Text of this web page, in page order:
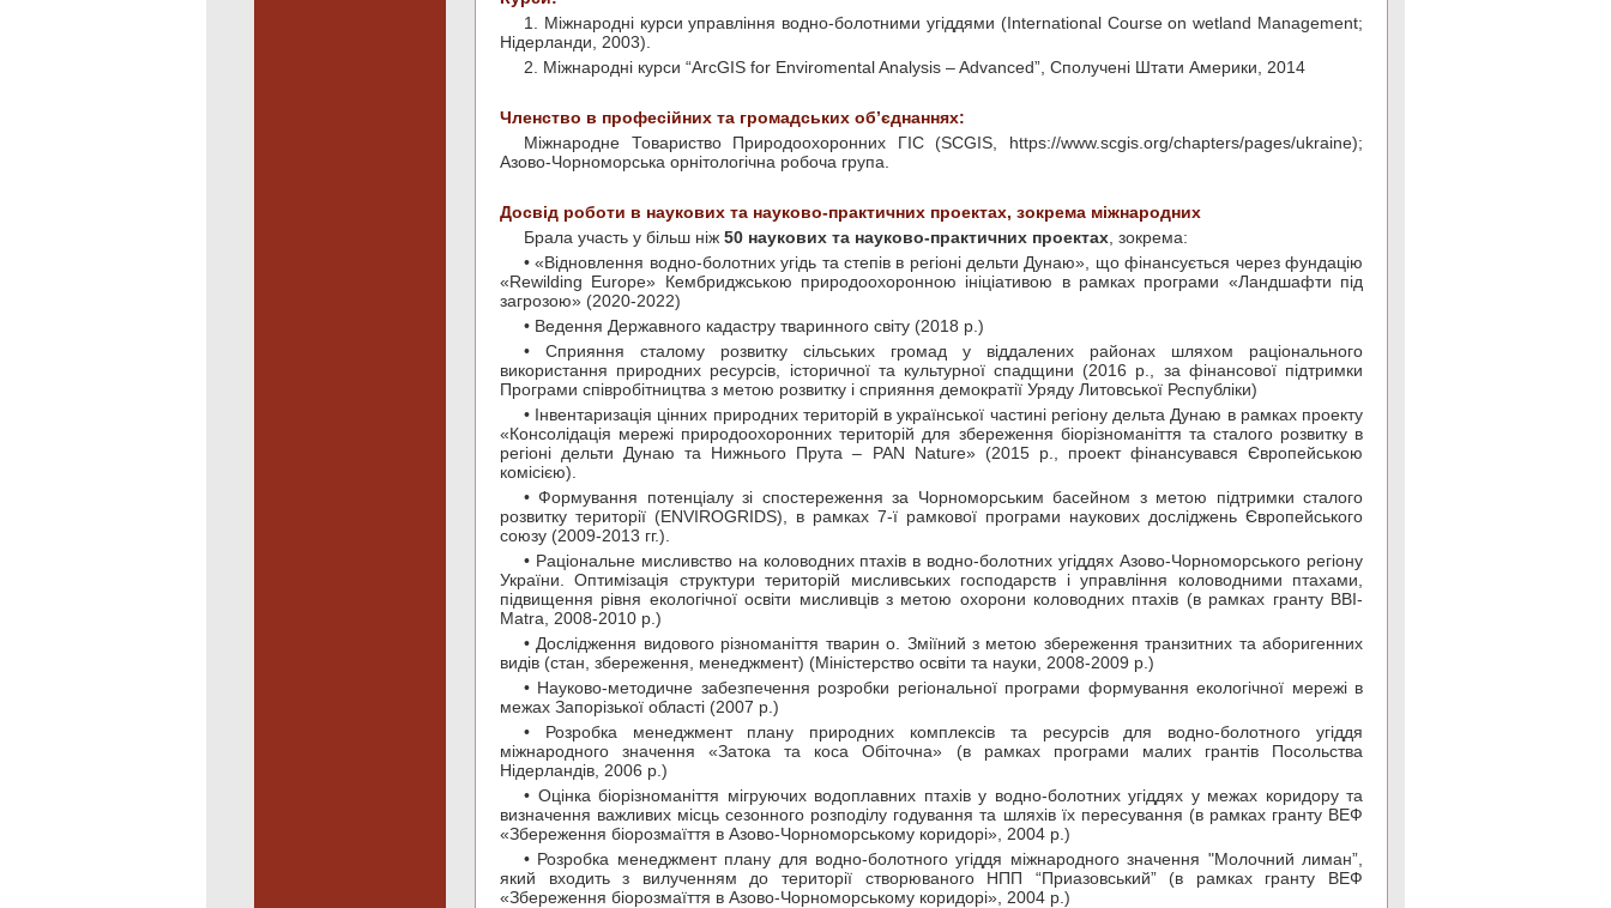
1. Міжнародні курси управління водно-болотними угіддями (International Course on wetland Management;
Нідерланди, 2003).
2. Міжнародні курси “ArcGIS for Enviromental Analysis – Advanced”, Сполучені Штати Америки, 2014
Членство в професійних та громадських об’єднаннях:
Міжнародне Товариство Природоохоронних ГІС (SCGIS, https://www.scgis.org/chapters/pages/ukraine);
Азово-Чорноморська орнітологічна робоча група.
Досвід роботи в наукових та науково-практичних проектах, зокрема міжнародних
Брала участь у більш ніж 50 наукових та науково-практичних проектах , зокрема:
• «Відновлення водно-болотних угідь та степів в регіоні дельти Дунаю», що фінансується через фундацію
«Rewilding Europe» Кембриджською природоохоронною ініціативою в рамках програми «Ландшафти під
загрозою» (2020-2022)
• Ведення Державного кадастру тваринного світу (2018 р.)
• Сприяння сталому розвитку сільських громад у віддалених районах шляхом раціонального
використання природних ресурсів, історичної та культурної спадщини (2016 р., за фінансової підтримки
Програми співробітництва з метою розвитку і сприяння демократії Уряду Литовської Республіки)
• Інвентаризація цінних природних територій в української частині регіону дельта Дунаю в рамках проекту
«Консолідація мережі природоохоронних територій для збереження біорізноманіття та сталого розвитку в
регіоні дельти Дунаю та Нижнього Прута – PAN Nature» (2015 р., проект фінансувався Європейською
комісією).
• Формування потенціалу зі спостереження за Чорноморським басейном з метою підтримки сталого
розвитку території (ENVIROGRIDS), в рамках 7-ї рамкової програми наукових досліджень Європейського
союзу (2009-2013 гг.).
• Раціональне мисливство на коловодних птахів в водно-болотних угіддях Азово-Чорноморського регіону
України. Оптимізація структури територій мисливських господарств і управління коловодними птахами,
підвищення рівня екологічної освіти мисливців з метою охорони коловодних птахів (в рамках гранту BBI-
Matra, 2008-2010 р.)
• Дослідження видового різноманіття тварин о. Зміїний з метою збереження транзитних та аборигенних
видів (стан, збереження, менеджмент) (Міністерство освіти та науки, 2008-2009 р.)
• Науково-методичне забезпечення розробки регіональної програми формування екологічної мережі в
межах Запорізької області (2007 р.)
• Розробка менеджмент плану природних комплексів та ресурсів для водно-болотного угіддя
міжнародного значення «Затока та коса Обіточна» (в рамках програми малих грантів Посольства
Нідерландів, 2006 р.)
• Оцінка біорізноманіття мігруючих водоплавних птахів у водно-болотних угіддях у межах коридору та
визначення важливих місць сезонного розподілу годування та шляхів їх пересування (в рамках гранту ВЕФ
«Збереження біорозмаїття в Азово-Чорноморському коридорі», 2004 р.)
• Розробка менеджмент плану для водно-болотного угіддя міжнародного значення "Молочний лиман”,
який входить з вилученням до території створюваного НПП “Приазовський” (в рамках гранту ВЕФ
«Збереження біорозмаїття в Азово-Чорноморському коридорі», 2004 р.)